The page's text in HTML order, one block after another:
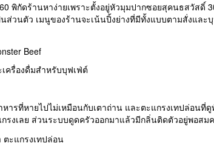
พิกัดร้านหาง่ายเพราะตั้งอยู่หัวมุมปากซอยสุคนธสวัสดิ์
วนตัว เมนูของร้านจะเน้นปิ้งย่างที่มีทั้งแบบตามสั่งแล
ครื่องดื่มสำหรับบุฟเฟ่ต์
รที่หายไปไม่เหมือนกับเตาถ่าน และตะแกรงเทปล่อนที่
รงเลย ส่วนระบบดูดครัวออกมาแล้วมีกลิ่นติดตัวอยู่พอสม